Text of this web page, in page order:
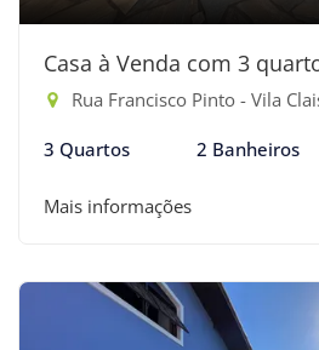
Casa à Venda com 3
Rua Francisco Pinto - Vila
3 Quartos 2 Banheiros
Mais informações